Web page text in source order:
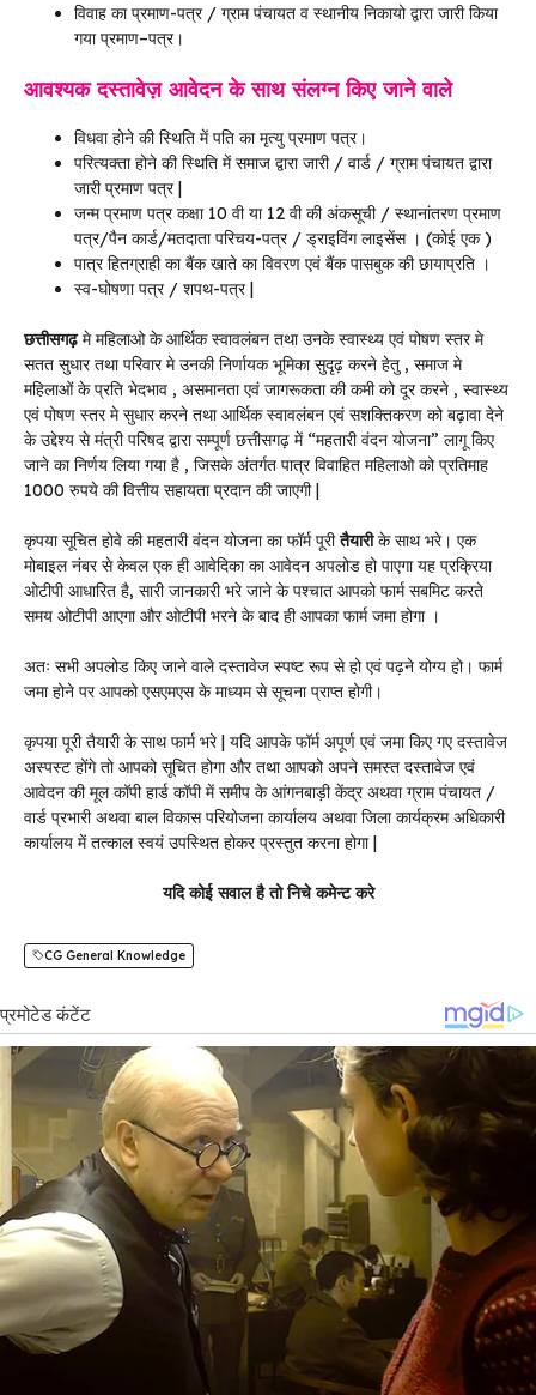
विवाह का प्रमाण-पत्र / ग्राम पंचायत व स्थानीय निकायो द्वारा जारी किया
गया प्रमाण–पत्र।
आवश्यक दस्तावेज़ आवेदन के साथ संलग्न किए जाने वाले
विधवा होने की स्थिति में पति का मृत्यु प्रमाण पत्र।
परित्यक्ता होने की स्थिति में समाज द्वारा जारी / वार्ड / ग्राम पंचायत द्वारा
जारी प्रमाण पत्र |
जन्म प्रमाण पत्र कक्षा 10 वी या 12 वी की अंकसूची / स्थानांतरण प्रमाण
पत्र/पैन कार्ड/मतदाता परिचय-पत्र / ड्राइविंग लाइसेंस । (कोई एक )
पात्र हितग्राही का बैंक खाते का विवरण एवं बैंक पासबुक की छायाप्रति ।
स्व-घोषणा पत्र / शपथ-पत्र |
छत्तीसगढ़मे महिलाओ के आर्थिक स्वावलंबन तथा उनके स्वास्थ्य एवं पोषण स्तर मे
सतत सुधार तथा परिवार मे उनकी निर्णायक भूमिका सुदृढ़ करने हेतु , समाज मे
महिलाओं के प्रति भेदभाव , असमानता एवं जागरूकता की कमी को दूर करने , स्वास्थ्य
एवं पोषण स्तर मे सुधार करने तथा आर्थिक स्वावलंबन एवं सशक्तिकरण को बढ़ावा देने
के उद्देश्य से मंत्री परिषद द्वारा सम्पूर्ण छत्तीसगढ़ में “महतारी वंदन योजना” लागू किए
जाने का निर्णय लिया गया है , जिसके अंतर्गत पात्र विवाहित महिलाओ को प्रतिमाह
1000 रुपये की वित्तीय सहायता प्रदान की जाएगी |
कृपया सूचित होवे की महतारी वंदन योजना का फॉर्म पूरीतैयारीके साथ भरे। एक
मोबाइल नंबर से केवल एक ही आवेदिका का आवेदन अपलोड हो पाएगा यह प्रक्रिया
ओटीपी आधारित है, सारी जानकारी भरे जाने के पश्चात आपको फार्म सबमिट करते
समय ओटीपी आएगा और ओटीपी भरने के बाद ही आपका फार्म जमा होगा ।
अतः सभी अपलोड किए जाने वाले दस्तावेज स्पष्ट रूप से हो एवं पढ़ने योग्य हो। फार्म
जमा होने पर आपको एसएमएस के माध्यम से सूचना प्राप्त होगी।
कृपया पूरी तैयारी के साथ फार्म भरे | यदि आपके फॉर्म अपूर्ण एवं जमा किए गए दस्तावेज
अस्पस्ट होंगे तो आपको सूचित होगा और तथा आपको अपने समस्त दस्तावेज एवं
आवेदन की मूल कॉपी हार्ड कॉपी में समीप के आंगनबाड़ी केंद्र अथवा ग्राम पंचायत /
वार्ड प्रभारी अथवा बाल विकास परियोजना कार्यालय अथवा जिला कार्यक्रम अधिकारी
कार्यालय में तत्काल स्वयं उपस्थित होकर प्रस्तुत करना होगा |
यदि कोई सवाल है तो निचे कमेन्ट करे
CG General Knowledge